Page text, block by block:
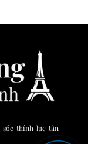
thính lực tận